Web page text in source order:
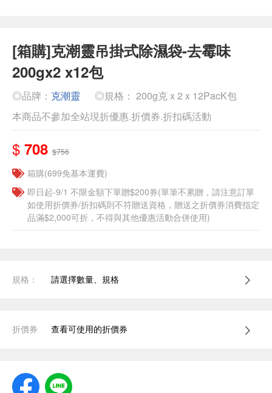
[箱購]克潮靈吊掛式除濕袋-去霉味
200gx2 x12包
◎品牌： 克潮靈
◎規格： 200g克 x 2 x 12PacK包
本商品不參加全站現折優惠.折價券.折扣碼活動
$ 708 $756
箱購(699免基本運費)
即日起-9/1 不限金額下單贈$200券(單筆不累贈，請注意訂單
如使用折價券/折扣碼則不符贈送資格，贈送之折價券消費指定
品滿$2,000可折，不得與其他優惠活動合併使用)
規格： 請選擇數量、規格
折價券 查看可使用的折價券